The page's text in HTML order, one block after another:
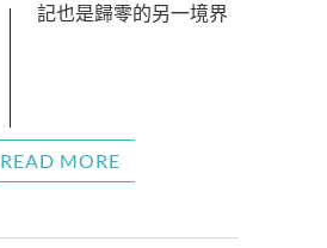
忘記也是歸零的另一境界
READ MORE